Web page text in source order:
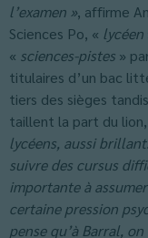
l’examen », affirme
Sciences Po, « lycéen
« sciences-pistes »
titulaires d’un bac
tiers des sièges
taillent la part du
lycéens, aussi
suivre des cursus
importante à
certaine pression
pense qu’à Barral,